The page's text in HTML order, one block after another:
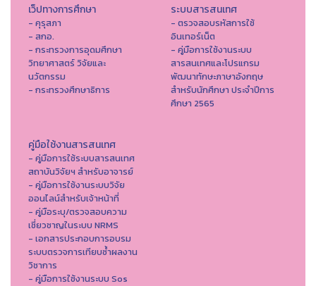
เว็ปทางการศึกษา
- คุรุสภา
- สกอ.
- กระทรวงการอุดมศึกษา
วิทยาศาสตร์ วิจัยและ
นวัตกรรม
- กระทรวงศึกษาธิการ
ระบบสารสนเทศ
- ตรวจสอบรหัสการใช้
อินเทอร์เน็ต
- คู่มือการใช้งานระบบ
สารสนเทศและโปรแกรม
พัฒนาทักษะภาษาอังกฤษ
สำหรับนักศึกษา ประจำปีการ
ศึกษา 2565
คู่มือใช้งานสารสนเทศ
- คู่มือการใช้ระบบสารสนเทศ
สถาบันวิจัยฯ สำหรับอาจารย์
- คู่มือการใช้งานระบบวิจัย
ออนไลน์สำหรับเจ้าหน้าที่
- คู่มือระบุ/ตรวจสอบความ
เชี่ยวชาญในระบบ NRMS
- เอกสารประกอบการอบรม
ระบบตรวจการเทียบซ้ำผลงาน
วิชาการ
- คู่มือการใช้งานระบบ Sos